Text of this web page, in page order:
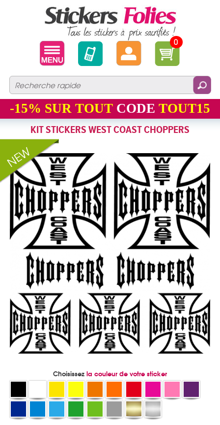
0
-15% SUR TOUT CODE TOUT15
KIT STICKERS WEST COAST CHOPPERS
Choisissez la couleur de votre sticker